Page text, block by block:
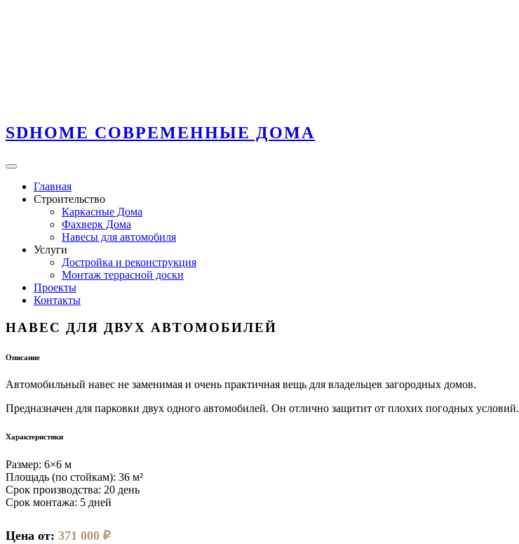
SDHOME СОВРЕМЕННЫЕ ДОМА
Главная
Строительство
Каркасные Дома
Фахверк Дома
Навесы для автомобиля
Услуги
Достройка и реконструкция
Монтаж террасной доски
Проекты
Контакты
НАВЕС ДЛЯ ДВУХ АВТОМОБИЛЕЙ
Описание
Автомобильный навес не заменимая и очень практичная вещь для владельцев загородных домов.
Предназначен для парковки двух одного автомобилей. Он отлично защитит от плохих погодных условий.
Характеристики
Размер: 6×6 м
Площадь (по стойкам): 36 м²
Срок производства: 20 день
Срок монтажа: 5 дней
Цена от: 371 000 ₽